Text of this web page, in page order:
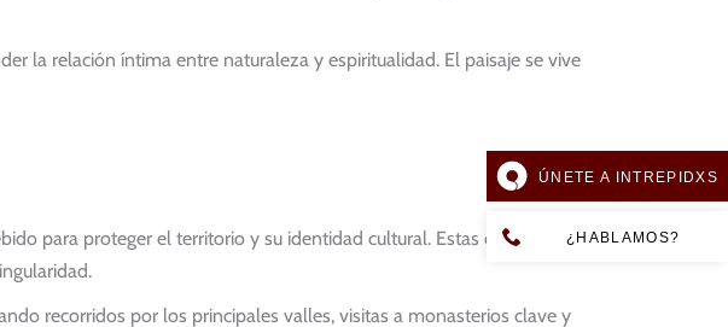
ÚNETE A INTREPIDXS
¿HABLAMOS?
la relación íntima entre naturaleza y espiritualidad. El paisaje se vive
para proteger el territorio y su identidad cultural. Estas condiciones
recorridos por los principales valles, visitas a monasterios clave y